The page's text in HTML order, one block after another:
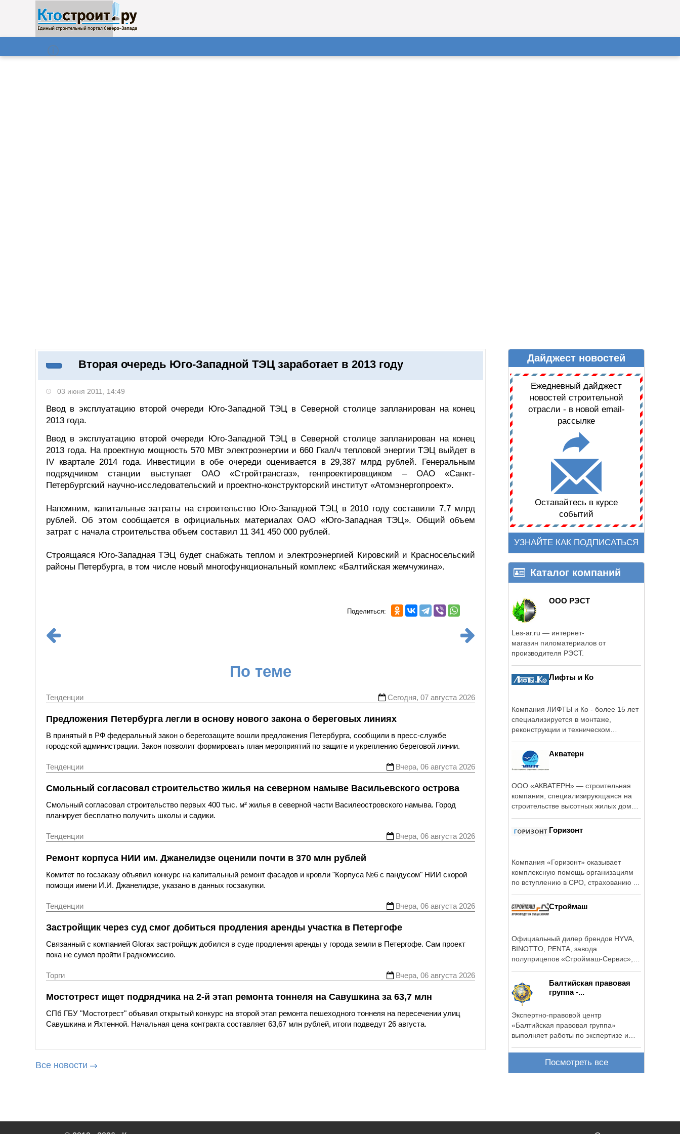
Поиск
ОНЛАЙН–ВЫСТАВКИ ДАЙДЖЕСТ НОВОСТЕЙ
Вторая очередь Юго-Западной ТЭЦ заработает в 2013 году
03 июня 2011, 14:49
Ввод в эксплуатацию второй очереди Юго-Западной ТЭЦ в Северной столице запланирован на конец
2013 года.
Ввод в эксплуатацию второй очереди Юго-Западной ТЭЦ в Северной столице запланирован на конец
2013 года. На проектную мощность 570 МВт электроэнергии и 660 Гкал/ч тепловой энергии ТЭЦ выйдет в
IV квартале 2014 года. Инвестиции в обе очереди оценивается в 29,387 млрд рублей. Генеральным
подрядчиком станции выступает ОАО «Стройтрансгаз», генпроектировщиком – ОАО «Санкт-
Петербургский научно-исследовательский и проектно-конструкторский институт «Атомэнергопроект».
Напомним, капитальные затраты на строительство Юго-Западной ТЭЦ в 2010 году составили 7,7 млрд
рублей. Об этом сообщается в официальных материалах ОАО «Юго-Западная ТЭЦ». Общий объем
затрат с начала строительства объем составил 11 341 450 000 рублей.
Строящаяся Юго-Западная ТЭЦ будет снабжать теплом и электроэнергией Кировский и Красносельский
районы Петербурга, в том числе новый многофункциональный комплекс «Балтийская жемчужина».
Поделиться:
По теме
Тенденции Сегодня, 07 августа 2026
Предложения Петербурга легли в основу нового закона о береговых линиях
В принятый в РФ федеральный закон о берегозащите вошли предложения Петербурга, сообщили в пресс-службе
городской администрации. Закон позволит формировать план мероприятий по защите и укреплению береговой линии.
Тенденции Вчера, 06 августа 2026
Смольный согласовал строительство жилья на северном намыве Васильевского острова
Смольный согласовал строительство первых 400 тыс. м² жилья в северной части Василеостровского намыва. Город
планирует бесплатно получить школы и садики.
Тенденции Вчера, 06 августа 2026
Ремонт корпуса НИИ им. Джанелидзе оценили почти в 370 млн рублей
Комитет по госзаказу объявил конкурс на капитальный ремонт фасадов и кровли "Корпуса №6 с пандусом" НИИ скорой
помощи имени И.И. Джанелидзе, указано в данных госзакупки.
Тенденции Вчера, 06 августа 2026
Застройщик через суд смог добиться продления аренды участка в Петергофе
Связанный с компанией Glorax застройщик добился в суде продления аренды у города земли в Петергофе. Сам проект
пока не сумел пройти Градкомиссию.
Торги Вчера, 06 августа 2026
Мостотрест ищет подрядчика на 2-й этап ремонта тоннеля на Савушкина за 63,7 млн
СПб ГБУ "Мостотрест" объявил открытый конкурс на второй этап ремонта пешеходного тоннеля на пересечении улиц
Савушкина и Яхтенной. Начальная цена контракта составляет 63,67 млн рублей, итоги подведут 26 августа.
Все новости
Дайджест новостей
Ежедневный дайджест
новостей строительной
отрасли - в новой email-
рассылке
Оставайтесь в курсе
событий
УЗНАЙТЕ КАК ПОДПИСАТЬСЯ
Каталог компаний
ООО РЭСТ
Les-ar.ru — интернет-
магазин пиломатериалов от
производителя РЭСТ.
Лифты и Ко
Компания ЛИФТЫ и Ко - более 15 лет
специализируется в монтаже,
реконструкции и техническом
Акватерн
ООО «АКВАТЕРН» — строительная
компания, специализирующаяся на
строительстве высотных жилых домов
Горизонт
Компания «Горизонт» оказывает
комплексную помощь организациям
по вступлению в СРО, страхованию ...
Строймаш
Официальный дилер брендов HYVA,
BINOTTO, PENTA, завода
полуприцепов «Строймаш-Сервис»,
Балтийская правовая
группа -...
Экспертно-правовой центр
«Балтийская правовая группа»
выполняет работы по экспертизе и
Посмотреть все